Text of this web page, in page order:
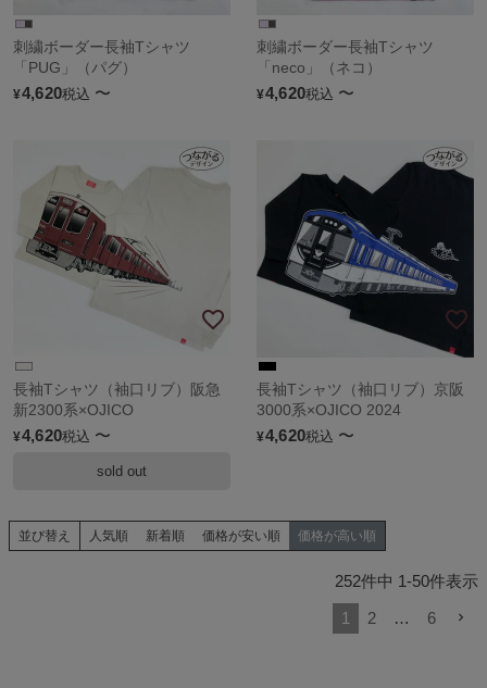
刺繍ボーダー長袖Tシャツ
「PUG」（パグ）
¥4,620税込 〜
刺繍ボーダー長袖Tシャツ
「neco」（ネコ）
¥4,620税込 〜
長袖Tシャツ（袖口リブ）阪急
新2300系×OJICO
¥4,620税込 〜
sold out
長袖Tシャツ（袖口リブ）京阪
3000系×OJICO 2024
¥4,620税込 〜
並び替え 人気順 新着順 価格が安い順 価格が高い順
252件中 1-50件表示
1
2 … 6